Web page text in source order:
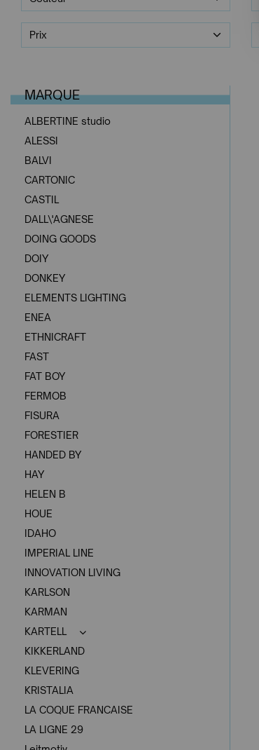
Prix
MARQUE
ALBERTINE studio
ALESSI
BALVI
CARTONIC
CASTIL
DALL\'AGNESE
DOING GOODS
DOIY
DONKEY
ELEMENTS LIGHTING
ENEA
ETHNICRAFT
FAST
FAT BOY
FERMOB
FISURA
FORESTIER
HANDED BY
HAY
HELEN B
HOUE
IDAHO
IMPERIAL LINE
INNOVATION LIVING
KARLSON
KARMAN
KARTELL
KIKKERLAND
KLEVERING
KRISTALIA
LA COQUE FRANCAISE
LA LIGNE 29